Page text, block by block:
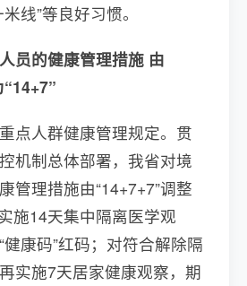
线”等良好习惯。
员的健康管理措施 由
点人群健康管理规定。贯
机制总体部署，我省对境
管理措施由“14+7+7”调整
施14天集中隔离医学观
康码”红码；对符合解除隔
实施7天居家健康观察，期